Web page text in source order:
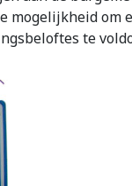
om
te